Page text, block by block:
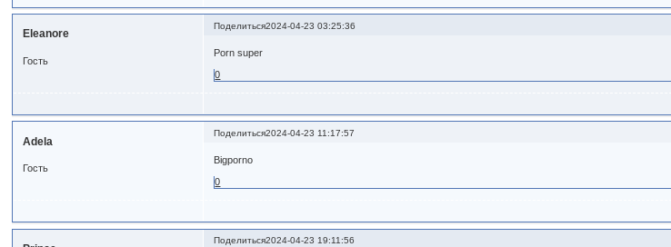
Поделиться2024-04-23 03:25:36
Eleanore
Гость
Porn super
0
Поделиться2024-04-23 11:17:57
Adela
Гость
Bigporno
0
Поделиться2024-04-23 19:11:56